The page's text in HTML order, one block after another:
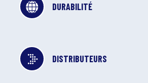
DURABILITÉ
DISTRIBUTEURS